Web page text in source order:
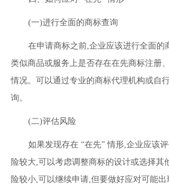
(一)进行全面的商标查询
在申请商标之前,企业应该进行全面的
类似商品或服务上是否存在在先商标注册
情况。可以通过专业的商标代理机构或自
询。
(二)评估风险
如果发现存在 “在先” 情形,企业应该
险较大,可以考虑调整商标的设计或选择其
险较小,可以继续申请,但要做好应对可能出